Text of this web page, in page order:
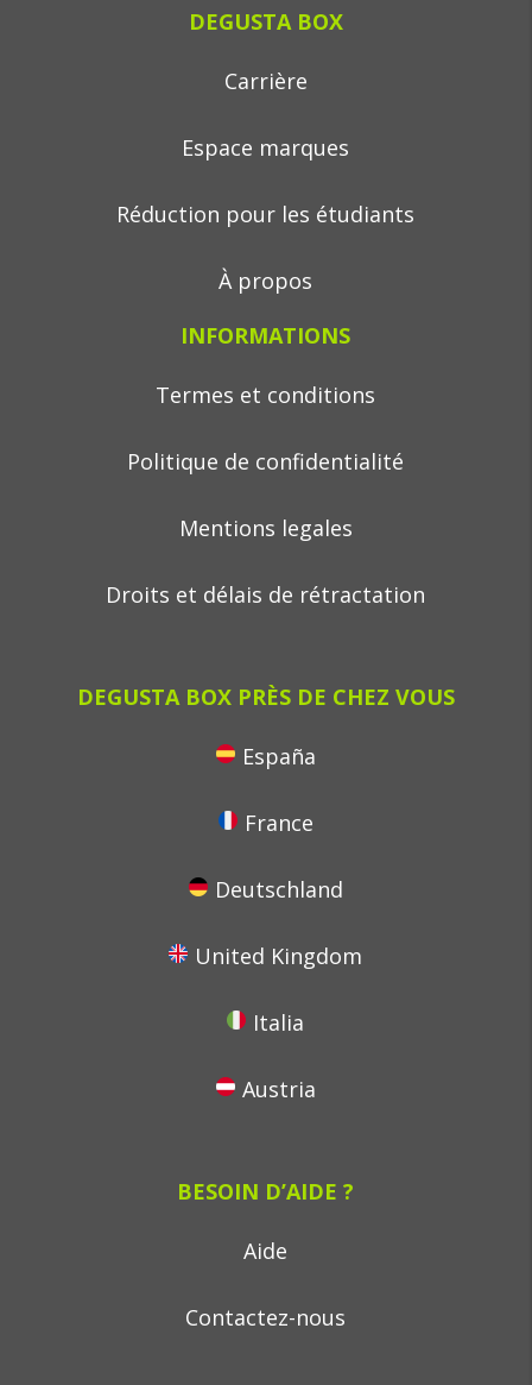
DEGUSTA BOX
Carrière
Espace marques
Réduction pour les étudiants
À propos
INFORMATIONS
Termes et conditions
Politique de confidentialité
Mentions legales
Droits et délais de rétractation
DEGUSTA BOX PRÈS DE CHEZ VOUS
España
France
Deutschland
United Kingdom
Italia
Austria
BESOIN D’AIDE ?
Aide
Contactez-nous